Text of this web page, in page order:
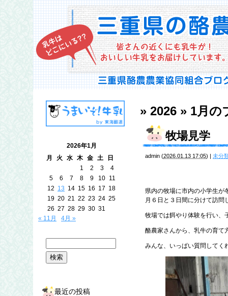
» 2026 » 1月 の
牧場見学
admin (2026.01.13 17:05) | 未分
県内の牧場に市内の小学生が
月６日と３日間に分けて訪問
牧場では餌やり体験を行い、
酪農家さんから、乳牛の育て
みんな、いっぱい質問してく
2026年1月
月
火 水 木 金 土
日
1
2 3
4
5
6 7 8 9 10 11
12 13 14 15 16 17 18
19 20 21 22 23 24 25
26 27 28 29 30 31
« 11月
4月 »
最近の投稿